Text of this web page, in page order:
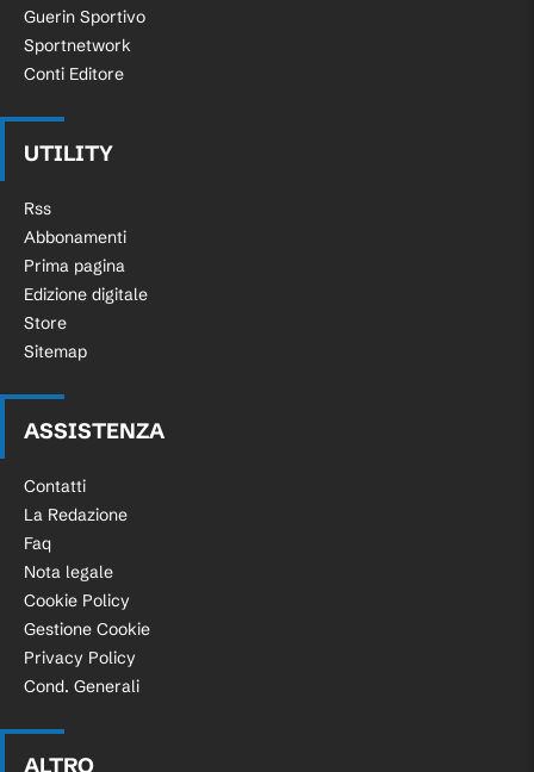
Guerin Sportivo
Sportnetwork
Conti Editore
UTILITY
Rss
Abbonamenti
Prima pagina
Edizione digitale
Store
Sitemap
ASSISTENZA
Contatti
La Redazione
Faq
Nota legale
Cookie Policy
Gestione Cookie
Privacy Policy
Cond. Generali
ALTRO